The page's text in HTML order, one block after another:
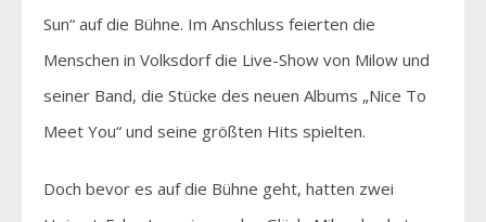
Sun“ auf die Bühne. Im Anschluss feierten die
Menschen in Volksdorf die Live-Show von Milow und
seiner Band, die Stücke des neuen Albums „Nice To
Meet You“ und seine größten Hits spielten.
Doch bevor es auf die Bühne geht, hatten zwei